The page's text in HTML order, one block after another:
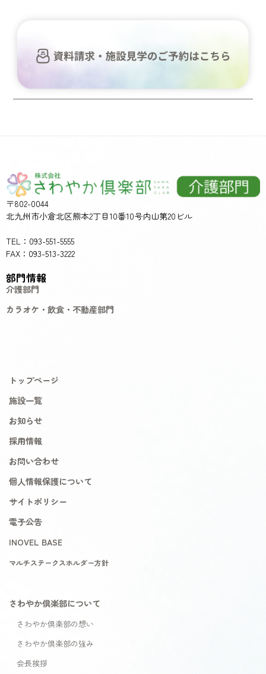
〒802-0044
北九州市小倉北区熊本2丁目10番10号内山第20ビル
TEL：093-551-5555
FAX：093-513-3222
部門情報
介護部門
カラオケ・飲食・不動産部門
トップページ
施設一覧
お知らせ
採用情報
お問い合わせ
個人情報保護について
サイトポリシー
電子公告
INOVEL BASE
マルチステークスホルダー方針
さわやか倶楽部について
さわやか倶楽部の想い
さわやか倶楽部の強み
会長挨拶